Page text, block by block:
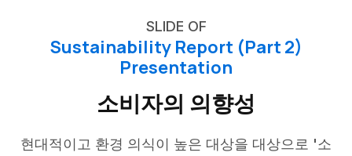
SLIDE OF
Sustainability Report (Part 2)
Presentation
소비자의 의향성
현대적이고 환경 의식이 높은 대상을 대상으로 '소